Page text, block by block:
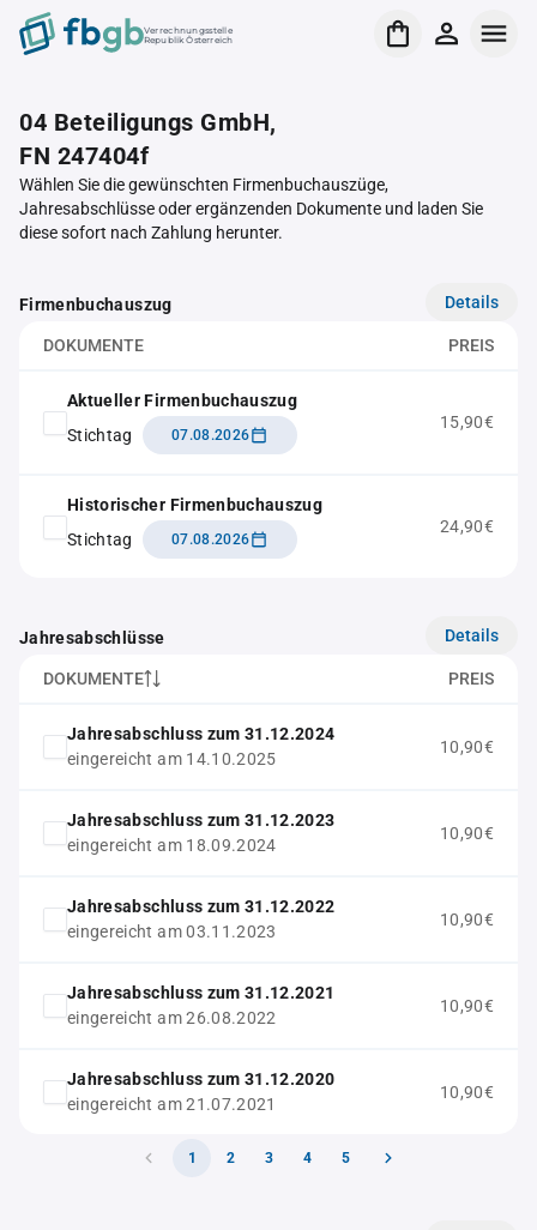
Verrechnungsstelle
Republik Österreich
04 Beteiligungs GmbH,
FN 247404f
Wählen Sie die gewünschten Firmenbuchauszüge,
Jahresabschlüsse oder ergänzenden Dokumente und laden Sie
diese sofort nach Zahlung herunter.
Firmenbuchauszug Details
DOKUMENTE PREIS
Aktueller Firmenbuchauszug
Stichtag
07.08.2026
15,90€
Historischer Firmenbuchauszug
Stichtag
07.08.2026
24,90€
Jahresabschlüsse Details
DOKUMENTE PREIS
Jahresabschluss zum 31.12.2024
eingereicht am 14.10.2025
10,90€
Jahresabschluss zum 31.12.2023
eingereicht am 18.09.2024
10,90€
Jahresabschluss zum 31.12.2022
eingereicht am 03.11.2023
10,90€
Jahresabschluss zum 31.12.2021
eingereicht am 26.08.2022
10,90€
Jahresabschluss zum 31.12.2020
eingereicht am 21.07.2021
10,90€
1 2 3 4 5